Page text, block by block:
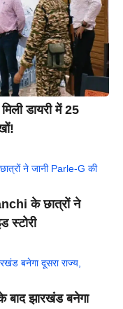
डायरी में 25
के छात्रों ने
स्टोरी
बाद झारखंड बनेगा